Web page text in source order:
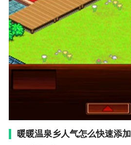
暖暖温泉乡人气怎么快速添加